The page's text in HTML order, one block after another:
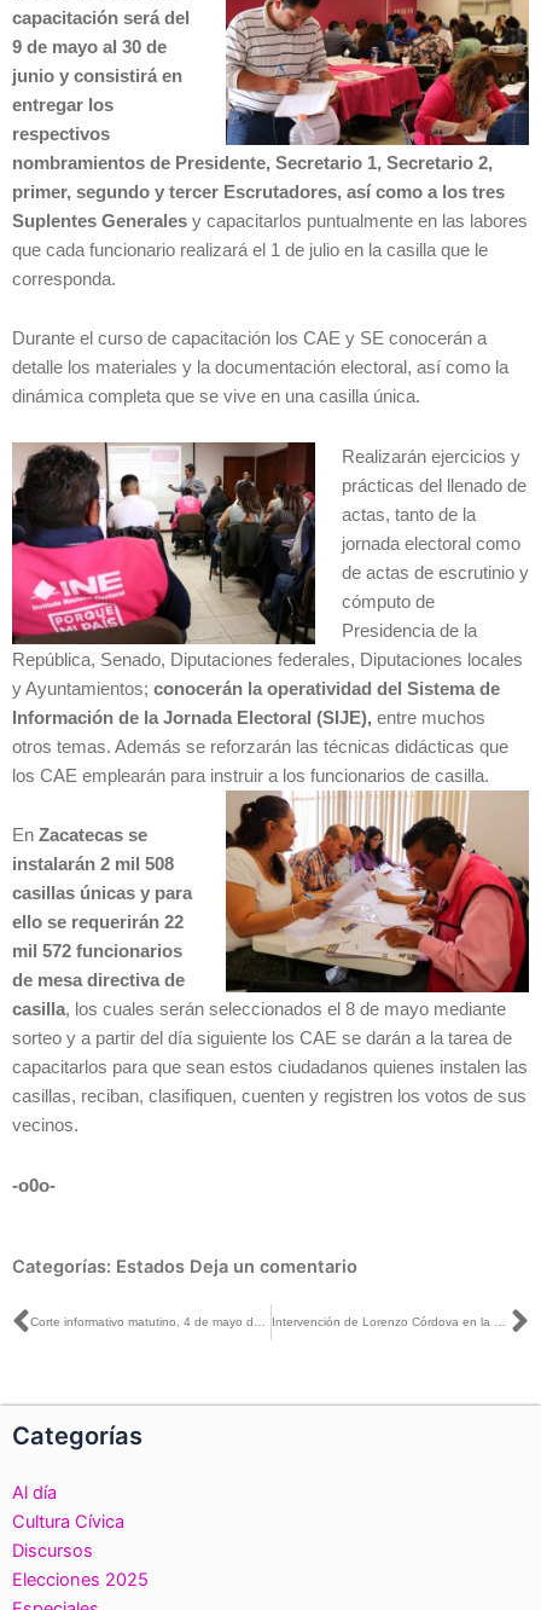
capacitación será del
9 de mayo al 30 de
junio y consistirá en
entregar los
respectivos
nombramientos de Presidente, Secretario 1, Secretario 2,
primer, segundo y tercer Escrutadores, así como a los tres
Suplentes Generales y capacitarlos puntualmente en las labores
que cada funcionario realizará el 1 de julio en la casilla que le
corresponda.
Durante el curso de capacitación los CAE y SE conocerán a
detalle los materiales y la documentación electoral, así como la
dinámica completa que se vive en una casilla única.
Realizarán ejercicios y
prácticas del llenado de
actas, tanto de la
jornada electoral como
de actas de escrutinio y
cómputo de
Presidencia de la
República, Senado, Diputaciones federales, Diputaciones locales
y Ayuntamientos; conocerán la operatividad del Sistema de
Información de la Jornada Electoral (SIJE), entre muchos
otros temas. Además se reforzarán las técnicas didácticas que
los CAE emplearán para instruir a los funcionarios de casilla.
En Zacatecas se
instalarán 2 mil 508
casillas únicas y para
ello se requerirán 22
mil 572 funcionarios
de mesa directiva de
casilla, los cuales serán seleccionados el 8 de mayo mediante
sorteo y a partir del día siguiente los CAE se darán a la tarea de
capacitarlos para que sean estos ciudadanos quienes instalen las
casillas, reciban, clasifiquen, cuenten y registren los votos de sus
vecinos.
-o0o-
Categorías: Estados Deja un comentario
Ant
Categorías
Al día
Cultura Cívica
Discursos
Elecciones 2025